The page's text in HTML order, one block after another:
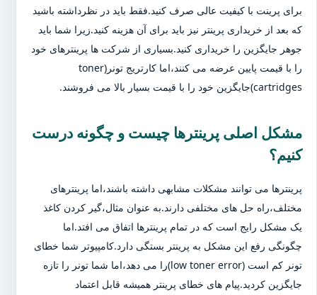
برای پرینت با کیفیت عالی صرف کنید.فقط باید در نظرداشته باشید
که بعد از خریداری پرینتر نیز باید برای آن هزینه کنید.زیرا شما باید
جوهر جایگزین را خریداری کنید.بسیاری از شرکت ها پرینترهای خود
را با قیمت پایین عرضه می کنند،اما کارتریج تونر(toner
cartridges)جایگزین خود را با قیمت بسیار بالا می فروشند.
مشکل اصلی پرینترها چیست و چگونه درست
کنیم؟
پرینترها می توانند مشکلات مشابهی داشته باشند،اما پرینترهای
مختلف،راه حل های مختلفی دارند.به عنوان مثال،گیر کردن کاغذ
یک مشکل رایج است که در تمام پرینترها اتفاق می افتد.اما
چگونگی رفع این مشکل به پرینتر بستگی دارد.کامپیوتر شما خطای
تونر کم است (low toner error)را می دهد،اما شما تونر را تازه
جایگزین کردید.پیام های خطای پرینتر همیشه قابل اعتماد